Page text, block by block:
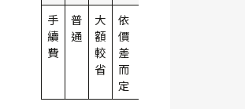
手
續
費
普
通
大
額
較
省
依
價
差
而
定